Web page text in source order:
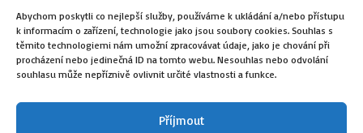
Abychom poskytli co nejlepší služby, používáme k ukládání a/nebo přístupu
k informacím o zařízení, technologie jako jsou soubory cookies. Souhlas s
těmito technologiemi nám umožní zpracovávat údaje, jako je chování při
procházení nebo jedinečná ID na tomto webu. Nesouhlas nebo odvolání
souhlasu může nepříznivě ovlivnit určité vlastnosti a funkce.
Příjmout
Dáma v klobouku
akvarel
29,7 × 40 cm
Přidat do košíku